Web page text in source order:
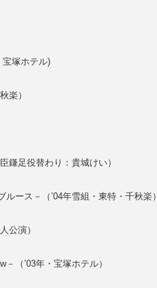
宝塚ホテル)
楽）
鎌足役替わり：貴城けい）
ース－（’04年雪組・東特・千秋楽）
公演）
（’03年・宝塚ホテル）